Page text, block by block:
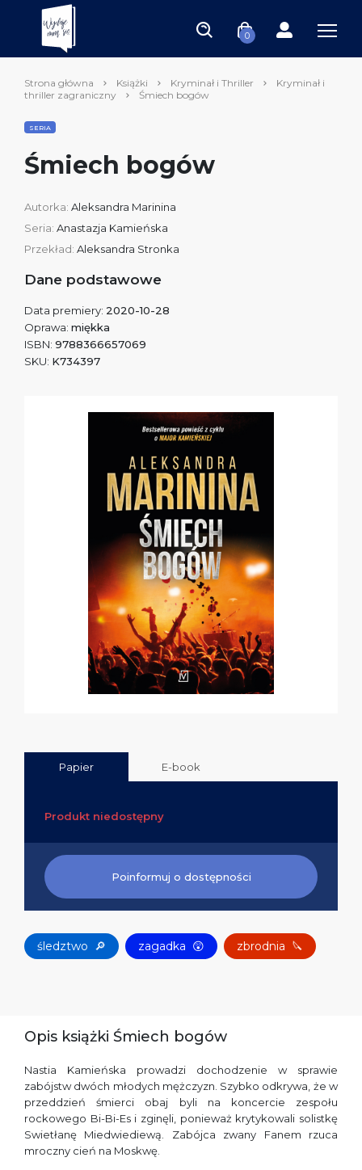
0
Strona główna Książki Kryminał i Thriller
Kryminał i
thriller zagraniczny
Śmiech bogów
SERIA
Śmiech bogów
Autorka: Aleksandra Marinina
Seria: Anastazja Kamieńska
Przekład: Aleksandra Stronka
Dane podstawowe
Data premiery: 2020-10-28
Oprawa: miękka
ISBN: 9788366657069
SKU: K734397
Papier E-book
Produkt niedostępny
Poinformuj o dostępności
śledztwo 🔎 zagadka 😲 zbrodnia 🔪
Opis książki Śmiech bogów
Nastia Kamieńska prowadzi dochodzenie w sprawie
zabójstw dwóch młodych mężczyzn. Szybko odkrywa, że w
przeddzień śmierci obaj byli na koncercie zespołu
rockowego Bi-Bi-Es i zginęli, ponieważ krytykowali solistkę
Swietłanę Miedwiediewą. Zabójca zwany Fanem rzuca
mroczny cień na Moskwę.